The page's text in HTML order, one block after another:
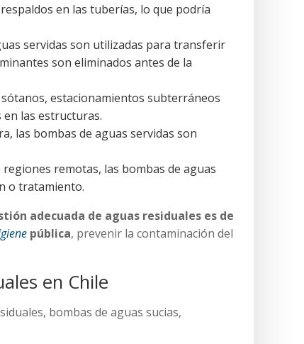
en las tuberías, lo que podría
servidas son utilizadas para transferir
son eliminados antes de la
estacionamientos subterráneos
las estructuras.
las bombas de aguas servidas son
remotas, las bombas de aguas
o tratamiento.
adecuada de aguas residuales es de
pública, prevenir la contaminación del
en Chile
bombas de aguas sucias,